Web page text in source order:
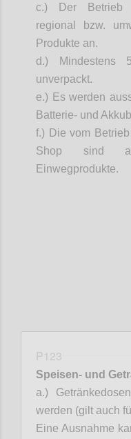
c.) Der Betrieb
regional bzw.
Produkte an.
d.) Mindestens
unverpackt.
e.) Es werden
Batterie- und
f.) Die vom
Shop sind
Einwegprodukte.
P123
Speisen- und
a.)
werden (gilt auch
Eine Ausnahme